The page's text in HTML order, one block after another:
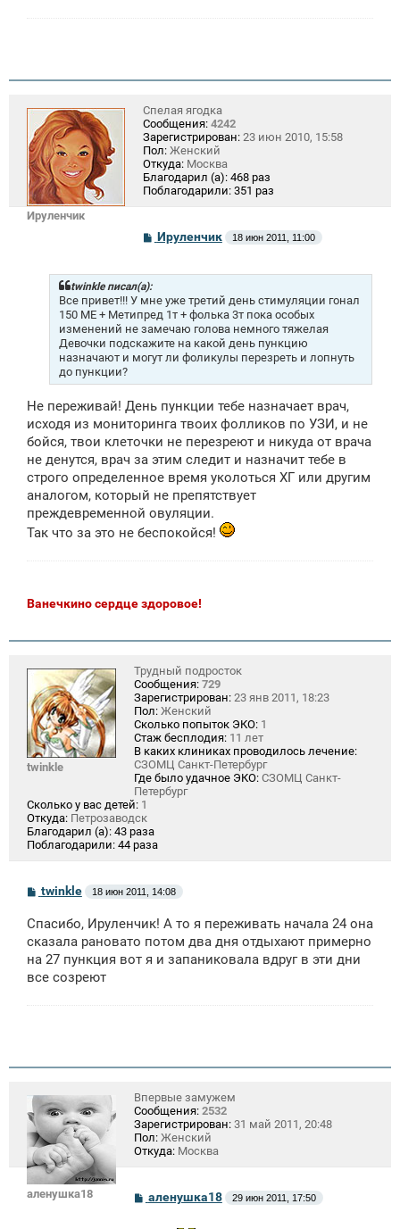
Ируленчик
Спелая ягодка
Сообщения: 4242
Зарегистрирован: 23 июн 2010, 15:58
Пол: Женский
Откуда: Москва
Благодарил (а): 468 раз
Поблагодарили: 351 раз
С
б
е
н
и
е
Ируленчик 18 июн 2011, 11:00
twinkle писал(а):
Все привет!!! У мне уже третий день стимуляции гонал
150 МЕ + Метипред 1т + фолька 3т пока особых
изменений не замечаю голова немного тяжелая
Девочки подскажите на какой день пункцию
назначают и могут ли фоликулы перезреть и лопнуть
до пункции?
Не переживай! День пункции тебе назначает врач,
исходя из мониторинга твоих фолликов по УЗИ, и не
бойся, твои клеточки не перезреют и никуда от врача
не денутся, врач за этим следит и назначит тебе в
строго определенное время уколоться ХГ или другим
аналогом, который не препятствует
преждевременной овуляции.
Так что за это не беспокойся!
Ванечкино сердце здоровое!
twinkle
Трудный подросток
Сообщения: 729
Зарегистрирован: 23 янв 2011, 18:23
Пол: Женский
Сколько попыток ЭКО: 1
Стаж бесплодия: 11 лет
В каких клиниках проводилось лечение:
СЗОМЦ Санкт-Петербург
Где было удачное ЭКО: СЗОМЦ Санкт-
Петербург
Сколько у вас детей: 1
Откуда: Петрозаводск
Благодарил (а): 43 раза
Поблагодарили: 44 раза
С
б
щ
н
и
twinkle 18 июн 2011, 14:08
Спасибо, Ируленчик! А то я переживать начала 24 она
сказала рановато потом два дня отдыхают примерно
на 27 пункция вот я и запаниковала вдруг в эти дни
все созреют
аленушка18
Впервые замужем
Сообщения: 2532
Зарегистрирован: 31 май 2011, 20:48
Пол: Женский
Откуда: Москва
Саленушка18 29 июн 2011, 17:50